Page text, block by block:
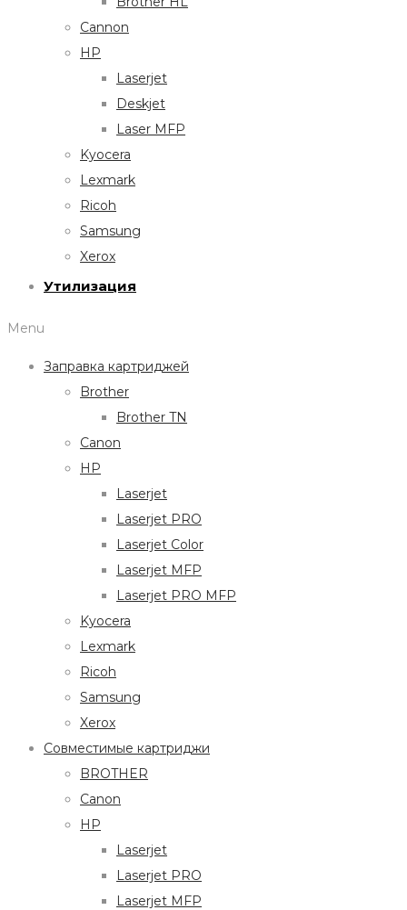
Cannon
HP
Laserjet
Deskjet
Laser MFP
Kyocera
Lexmark
Ricoh
Samsung
Xerox
Утилизация
Menu
Заправка картриджей
Brother
Brother TN
Canon
HP
Laserjet
Laserjet PRO
Laserjet Color
Laserjet MFP
Laserjet PRO MFP
Kyocera
Lexmark
Ricoh
Samsung
Xerox
Совместимые картриджи
BROTHER
Canon
HP
Laserjet
Laserjet PRO
Laserjet MFP